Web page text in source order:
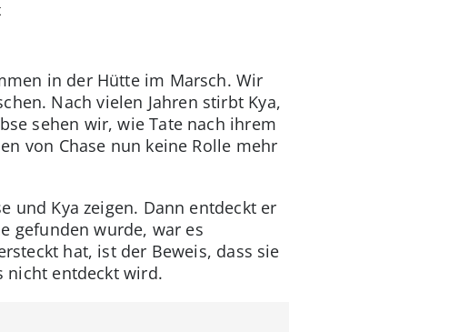
in der Hütte im Marsch. Wir
Nach vielen Jahren stirbt Kya,
sehen wir, wie Tate nach ihrem
von Chase nun keine Rolle mehr
und Kya zeigen. Dann entdeckt er
gefunden wurde, war es
hat, ist der Beweis, dass sie
nicht entdeckt wird.